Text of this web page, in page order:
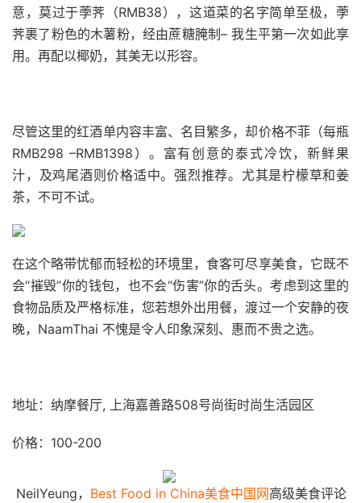
意，莫过于荸荠（RMB38），这道菜的名字简单至极，荸
荠裹了粉色的木薯粉，经由蔗糖腌制– 我生平第一次如此享
用。再配以椰奶，其美无以形容。
尽管这里的红酒单内容丰富、名目繁多，却价格不菲（每瓶
RMB298 –RMB1398）。富有创意的泰式冷饮，新鲜果
汁，及鸡尾酒则价格适中。强烈推荐。尤其是柠檬草和姜
茶，不可不试。
在这个略带忧郁而轻松的环境里，食客可尽享美食，它既不
会“摧毁”你的钱包，也不会“伤害”你的舌头。考虑到这里的
食物品质及严格标准，您若想外出用餐，渡过一个安静的夜
晚，NaamThai 不愧是令人印象深刻、惠而不贵之选。
地址：纳摩餐厅, 上海嘉善路508号尚街时尚生活园区
价格：100-200
NeilYeung， Best Food in China美食中国网高级美食评论